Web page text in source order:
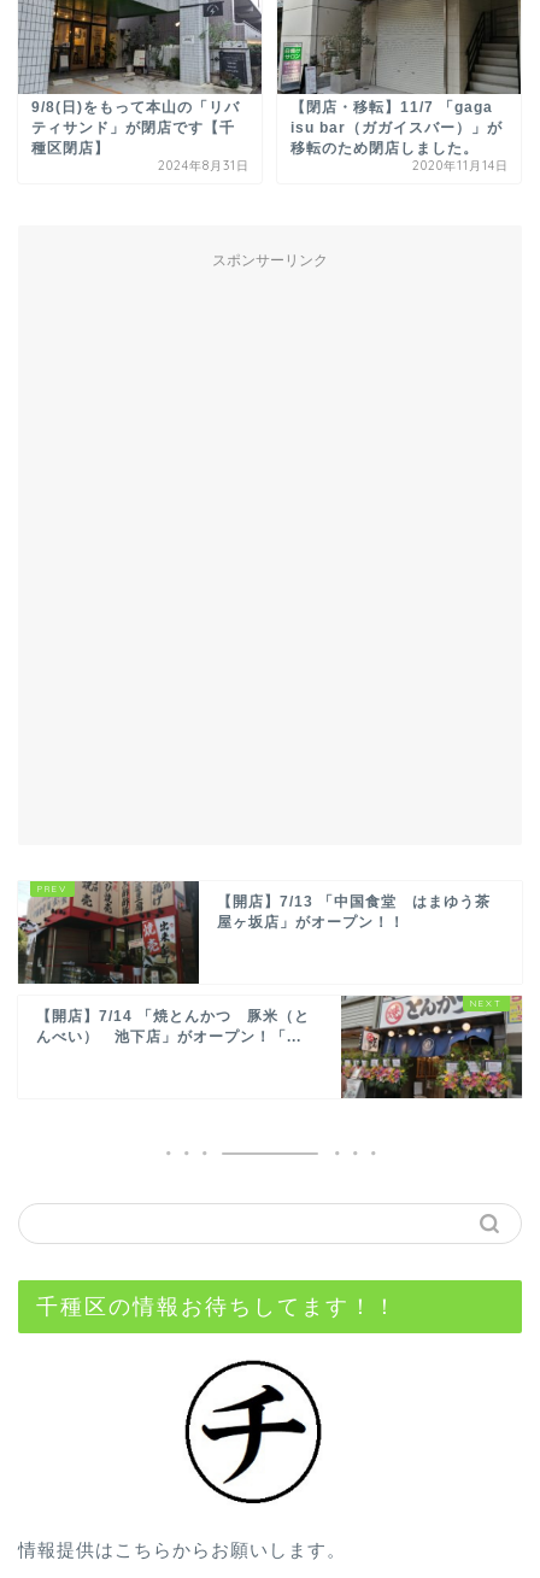
9/8(日)をもって本山の「リバ
ティサンド」が閉店です【千
種区閉店】
2024年8月31日
【閉店・移転】11/7 「gaga
isu bar（ガガイスバー）」が
移転のため閉店しました。
2020年11月14日
スポンサーリンク
【開店】7/13 「中国食堂 はまゆう茶
屋ヶ坂店」がオープン！！
【開店】7/14 「焼とんかつ 豚米（と
んべい） 池下店」がオープン！「...
千種区の情報お待ちしてます！！
情報提供はこちらからお願いします。